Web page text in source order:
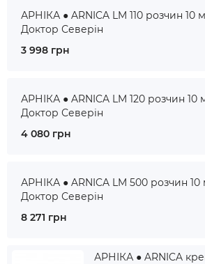
АРНІКА ● ARNICA LM 110 розчин 10
Доктор Северін
3 998 грн
АРНІКА ● ARNICA LM 120 розчин 10
Доктор Северін
4 080 грн
АРНІКА ● ARNICA LM 500 розчин
Доктор Северін
8 271 грн
АРНІКА ● ARNICA